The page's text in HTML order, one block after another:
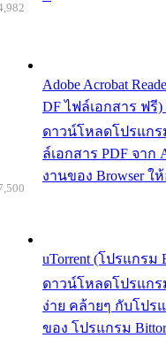
Adobe Acrobat
DF ไฟล์เอกสาร ฟรี)
ดาวน์โหลดโปรแกรม
ล์เอกสาร PDF จาก
งานของ Browser ใ
uTorrent (โปรแกรม
ดาวน์โหลดโปรแกร
ง่าย คล้ายๆ กับโปร
ของ โปรแกรม